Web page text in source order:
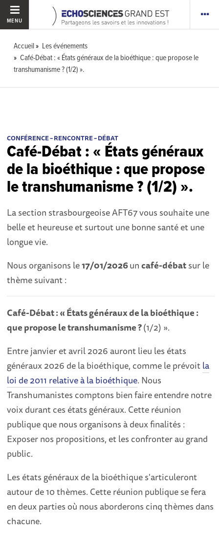
MENU
Accueil
Les événements
Café-Débat : « États généraux de la bioéthique : que propose le
transhumanisme ? (1/2) ».
CONFÉRENCE – RENCONTRE – DÉBAT
Café-Débat : « États généraux
de la bioéthique : que propose
le transhumanisme ? (1/2) ».
La section strasbourgeoise AFT67 vous souhaite une
belle et heureuse et surtout une bonne santé et une
longue vie.
​Nous organisons le17/01/2026uncafé-débatsur le
thème suivant :
Café-Débat : « États généraux de la bioéthique :
que propose le transhumanisme ?(1/2) ».
​Entre janvier et avril 2026 auront lieu les états
généraux 2026 de la bioéthique, comme le prévoitla
loi de 2011 relative à la bioéthique. Nous
Transhumanistes comptons bien faire entendre notre
voix durant ces états généraux. Cette réunion
publique que nous organisons à deux finalités :
Exposer nos propositions, et les confronter au grand
public.
​Les états généraux de la bioéthique s'articuleront
autour de 10 thèmes. Cette réunion publique se fera
en deux parties où nous aborderons cinq thèmes dans
chacune.